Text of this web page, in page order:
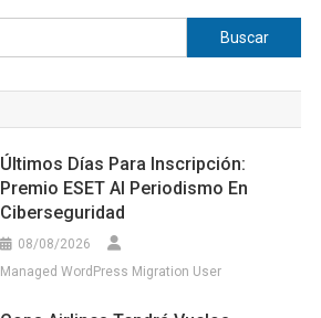
Buscar:
Últimos Días Para Inscripción:
Premio ESET Al Periodismo En
Ciberseguridad
08/08/2026
Managed WordPress Migration User